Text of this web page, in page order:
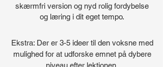
skærmfri version og nyd rolig fordybelse
og læring i dit eget tempo.
Ekstra: Der er 3-5 ideer til den voksne med
mulighed for at udforske emnet på dybere
niveau efter lektionen.